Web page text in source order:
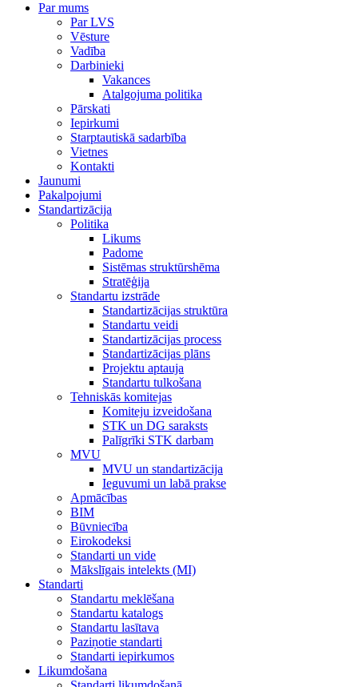
Par mums
Par LVS
Vēsture
Vadība
Darbinieki
Vakances
Atalgojuma politika
Pārskati
Iepirkumi
Starptautiskā sadarbība
Vietnes
Kontakti
Jaunumi
Pakalpojumi
Standartizācija
Politika
Likums
Padome
Sistēmas struktūrshēma
Stratēģija
Standartu izstrāde
Standartizācijas struktūra
Standartu veidi
Standartizācijas process
Standartizācijas plāns
Projektu aptauja
Standartu tulkošana
Tehniskās komitejas
Komiteju izveidošana
STK un DG saraksts
Palīgrīki STK darbam
MVU
MVU un standartizācija
Ieguvumi un labā prakse
Apmācības
BIM
Būvniecība
Eirokodeksi
Standarti un vide
Mākslīgais intelekts (MI)
Standarti
Standartu meklēšana
Standartu katalogs
Standartu lasītava
Paziņotie standarti
Standarti iepirkumos
Likumdošana